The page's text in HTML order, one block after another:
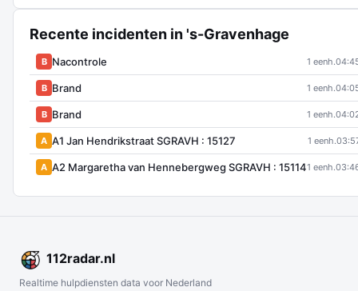
Recente incidenten in 's-Gravenhage
B Nacontrole 1 eenh.
B Brand 1 eenh.
B Brand 1 eenh.
A A1 Jan Hendrikstraat SGRAVH : 15127 1 eenh.
A A2 Margaretha van Hennebergweg SGRAVH : 151141 eenh.
112radar.nl
Realtime hulpdiensten data voor Nederland